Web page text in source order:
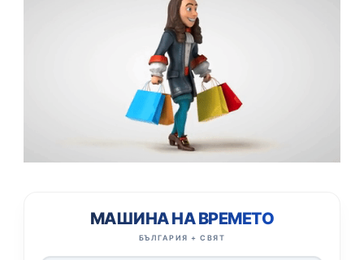
МАШИНА НА ВРЕМЕТО
БЪЛГАРИЯ + СВЯТ